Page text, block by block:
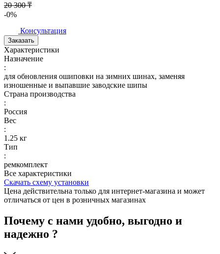
20 300 ₸
-0%
Консультация
Заказать
Характеристики
Назначение
:
для обновления ошиповки на зимних шинах, заменяя
изношенные и выпавшие заводские шипы
Страна производства
:
Россия
Вес
:
1.25 кг
Тип
:
ремкомплект
Все характеристики
Скачать схему установки
Цена действительна только для интернет-магазина и может
отличаться от цен в розничных магазинах
Почему с нами удобно, выгодно и
надежно ?